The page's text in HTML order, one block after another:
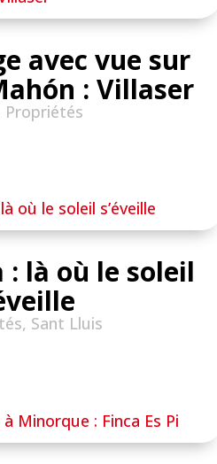
avec vue sur
: Villaser
Propriétés
: là où le soleil
, Sant Lluis